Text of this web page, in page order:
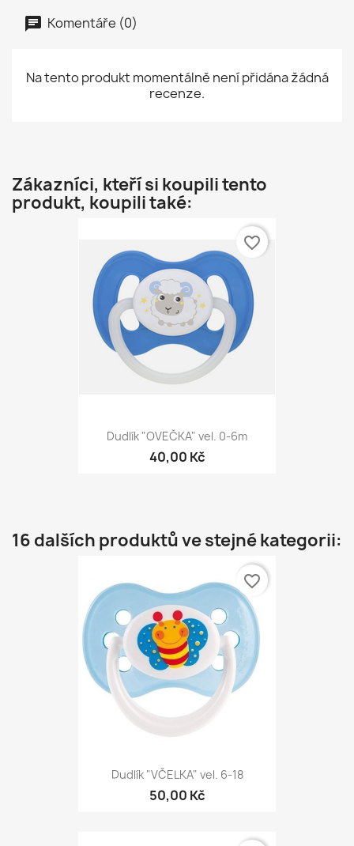
Komentáře (0)
Na tento produkt momentálně není přidána žádná
recenze.
Zákazníci, kteří si koupili tento
produkt, koupili také:
Dudlík "OVEČKA" vel. 0-6m
40,00 Kč
favorite_border
16 dalších produktů ve stejné kategorii:
Dudlík "VČELKA" vel. 6-18
50,00 Kč
favorite_border